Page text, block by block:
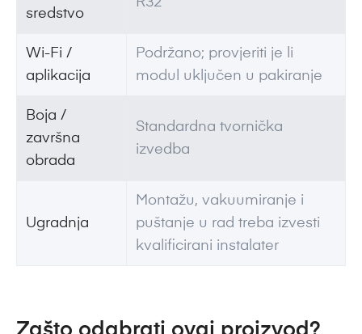
sredstvo
Wi-Fi /
aplikacija
Podržano; provjeriti je li
modul uključen u pakiranje
Boja /
završna
obrada
Standardna tvornička
izvedba
Ugradnja
Montažu, vakuumiranje i
puštanje u rad treba izvesti
kvalificirani instalater